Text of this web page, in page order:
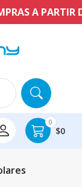
A PARTIR
0
$0